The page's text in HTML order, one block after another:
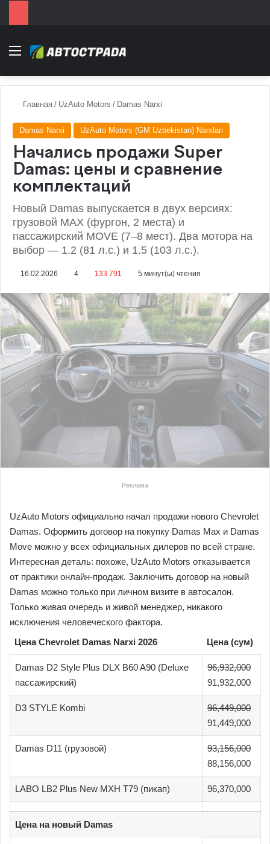
Menu
Главная / UzAuto Motors / Damas Narxi
Damas Narxi UzAuto Motors (GM Uzbekistan) Narxlari
Начались продажи Super
Damas: цены и сравнение
комплектаций
Новый Damas выпускается в двух версиях:
грузовой MAX (фургон, 2 места) и
пассажирский MOVE (7–8 мест). Два мотора на
выбор — 1.2 (81 л.с.) и 1.5 (103 л.с.).
16.02.2026 4 133 791 5 минут(ы) чтения
Реклама
UzAuto Motors официально начал продажи нового Chevrolet
Damas. Оформить договор на покупку Damas Max и Damas
Move можно у всех официальных дилеров по всей стране.
Интересная деталь: похоже, UzAuto Motors отказывается
от практики онлайн-продаж. Заключить договор на новый
Damas можно только при личном визите в автосалон.
Только живая очередь и живой менеджер, никакого
исключения человеческого фактора.
Цена Chevrolet Damas Narxi 2026
Цена (сум)
Damas D2 Style Plus DLX B60 A90 (Deluxe
пассажирский)
96,932,000
91,932,000
D3 STYLE Kombi
96,449,000
91,449,000
Damas D11 (грузовой)
93,156,000
88,156,000
LABO LB2 Plus New MXH T79 (пикап) 96,370,000
Цена на новый Damas